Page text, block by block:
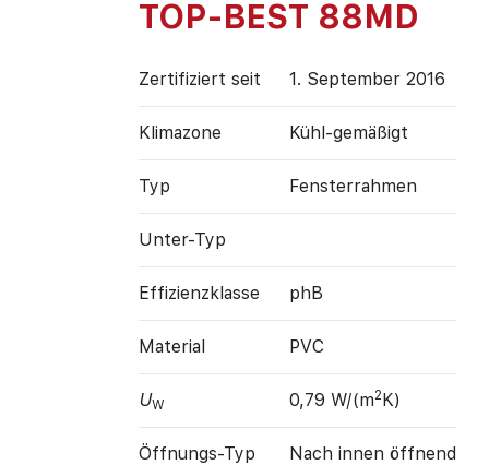
TOP-BEST 88MD
Zertifiziert seit 1. September 2016
Klimazone Kühl-gemäßigt
Typ Fensterrahmen
Unter-Typ
Effizienz­klasse phB
Material PVC
UW 0,79 W/(m2K)
Öffnungs-Typ Nach innen öffnend